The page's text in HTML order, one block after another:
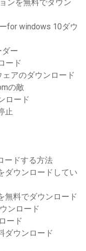
ンを無料でダウン
for windows 10ダウ
ダー
ード
アのダウンロード
の敵
ロード
止
ードする方法
ダウンロードしてい
無料でダウンロード
ンロード
ード
ダウンロード